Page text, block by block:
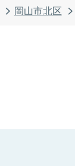
岡山市北区